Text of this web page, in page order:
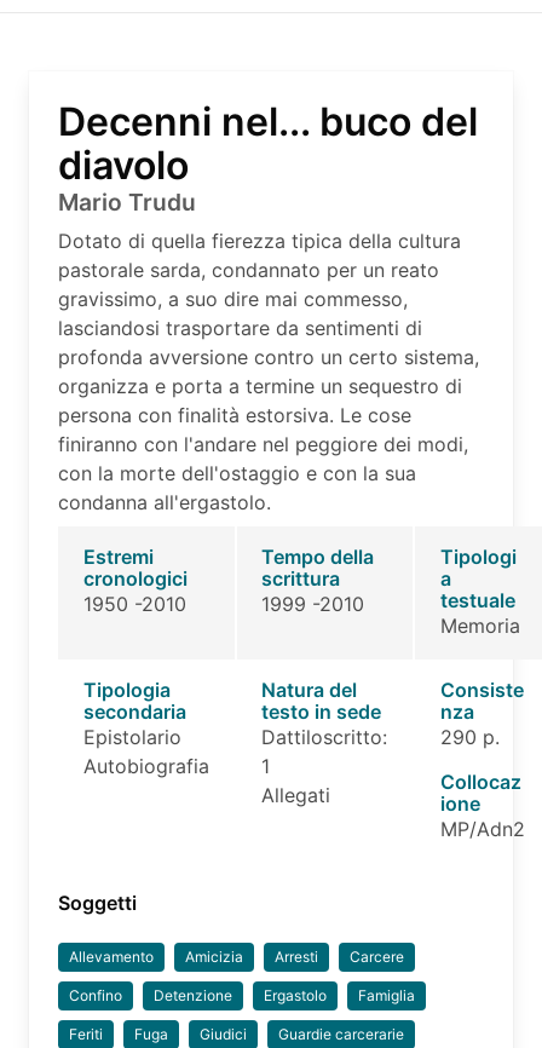
Decenni nel... buco del
diavolo
Mario Trudu
Dotato di quella fierezza tipica della cultura
pastorale sarda, condannato per un reato
gravissimo, a suo dire mai commesso,
lasciandosi trasportare da sentimenti di
profonda avversione contro un certo sistema,
organizza e porta a termine un sequestro di
persona con finalità estorsiva. Le cose
finiranno con l'andare nel peggiore dei modi,
con la morte dell'ostaggio e con la sua
condanna all'ergastolo.
Estremi
cronologici
1950 -2010
Tempo della
scrittura
1999 -2010
Tipologi
a
testuale
Memoria
Tipologia
secondaria
Epistolario
Autobiografia
Natura del
testo in sede
Dattiloscritto:
1
Allegati
Consiste
nza
290 p.
Collocaz
ione
MP/Adn2
Soggetti
Allevamento Amicizia Arresti Carcere
Confino Detenzione Ergastolo Famiglia
Feriti Fuga Giudici Guardie carcerarie